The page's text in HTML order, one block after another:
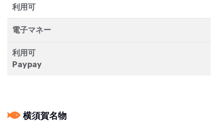
利用可
電子マネー
利用可
Paypay
横須賀名物